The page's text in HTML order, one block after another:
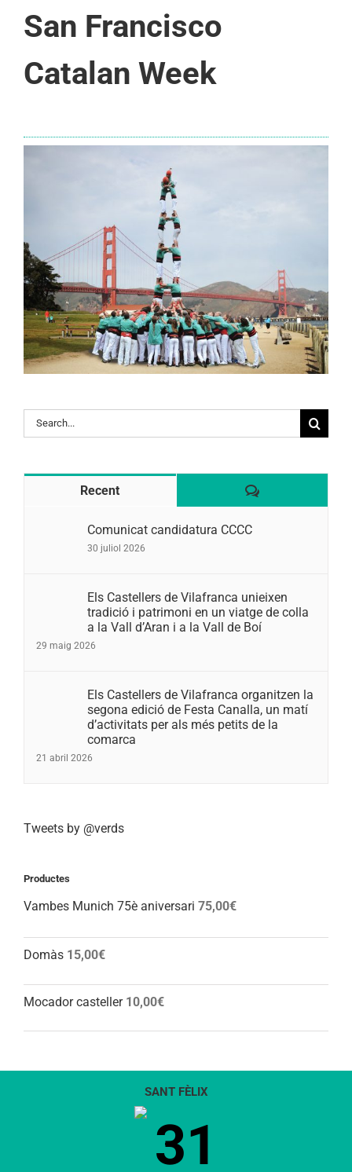
San Francisco
Catalan Week
Search
for:
Recent Comentaris
Comunicat candidatura CCCC
30 juliol 2026
Els Castellers de Vilafranca unieixen
tradició i patrimoni en un viatge de colla
a la Vall d’Aran i a la Vall de Boí
29 maig 2026
Els Castellers de Vilafranca organitzen la
segona edició de Festa Canalla, un matí
d’activitats per als més petits de la
comarca
21 abril 2026
Tweets by @verds
Productes
Vambes Munich 75è aniversari 75,00€
Domàs 15,00€
Mocador casteller 10,00€
SANT FÈLIX
31